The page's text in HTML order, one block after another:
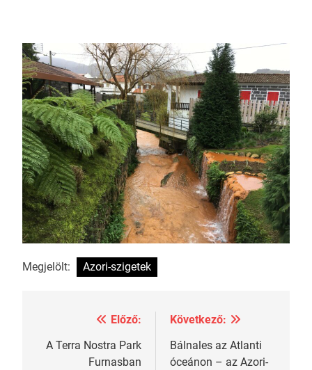
Megjelölt: Azori-szigetek
Bejegyzés
navigáció
Előző:
A Terra Nostra Park
Furnasban
Következő:
Bálnales az Atlanti
óceánon – az Azori-